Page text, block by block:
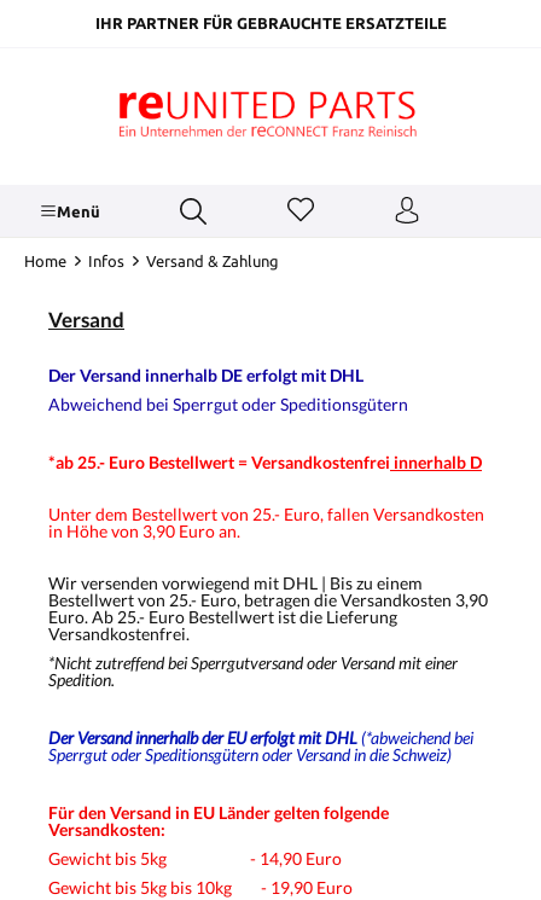
springenIHR PARTNER FÜR GEBRAUCHTE ERSATZTEILE
Menü
Home Infos Versand & Zahlung
Versand
Der Versand innerhalb DE erfolgt mit DHL
Abweichend bei Sperrgut oder Speditionsgütern
*ab 25.- Euro Bestellwert = Versandkostenfrei innerhalb D
Unter dem Bestellwert von 25.- Euro, fallen Versandkosten
in Höhe von 3,90 Euro an.
Wir versenden vorwiegend mit DHL | Bis zu einem
Bestellwert von 25.- Euro, betragen die Versandkosten 3,90
Euro. Ab 25.- Euro Bestellwert ist die Lieferung
Versandkostenfrei.
*Nicht zutreffend bei Sperrgutversand oder Versand mit einer
Spedition.
Der Versand innerhalb der EU erfolgt mit DHL(*abweichend bei
Sperrgut oder Speditionsgütern oder Versand in die Schweiz)
Für den Versand in EU Länder gelten folgende
Versandkosten:
Gewicht bis 5kg - 14,90 Euro
Gewicht bis 5kg bis 10kg - 19,90 Euro